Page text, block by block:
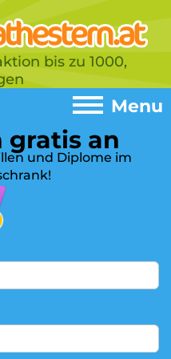
bis zu 1000,
gratis an
und Diplome im
Menu